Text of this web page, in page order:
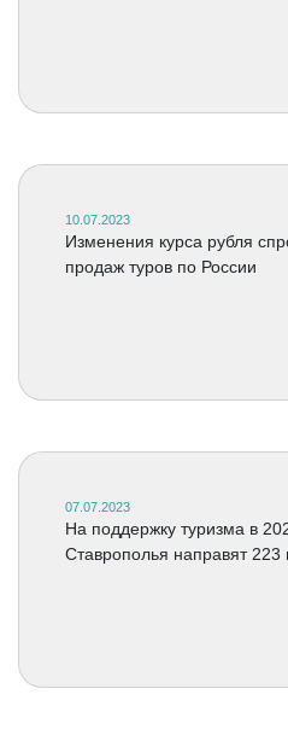
10.07.2023
Изменения курса рубля
продаж туров по России
07.07.2023
На поддержку туризма в
Ставрополья направят 223